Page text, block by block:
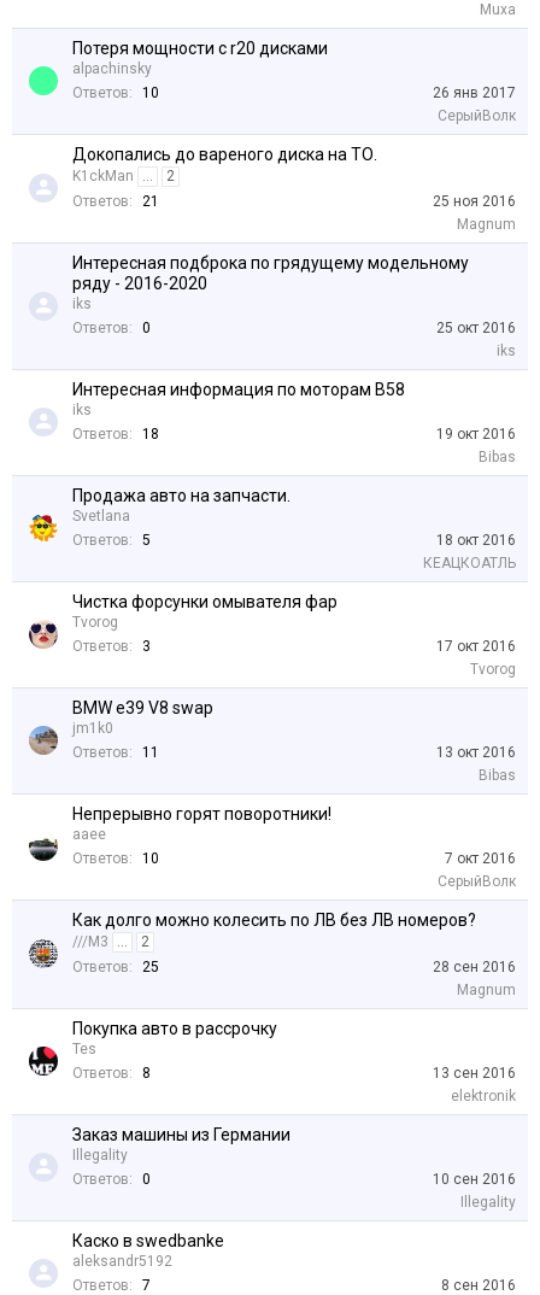
Muxa
Потеря мощности с r20 дисками
alpachinsky
Ответов:
10
26 янв 2017
СерыйВолк
Докопались до вареного диска на ТО.
K1ckMan ...
2
Ответов:
21
25 ноя 2016
Magnum
Интересная подброка по грядущему модельному
ряду - 2016-2020
iks
Ответов:
0
25 окт 2016
iks
Интересная информация по моторам В58
iks
Ответов:
18
19 окт 2016
Bibas
Продажа авто на запчасти.
Svetlana
Ответов:
5
18 окт 2016
КЕАЦКОАТЛЬ
Чистка форсунки омывателя фар
Tvorog
Ответов:
3
17 окт 2016
Tvorog
BMW e39 V8 swap
jm1k0
Ответов:
11
13 окт 2016
Bibas
Непрерывно горят поворотники!
aaee
Ответов:
10
7 окт 2016
СерыйВолк
Как долго можно колесить по ЛВ без ЛВ номеров?
///M3 ...
2
Ответов:
25
28 сен 2016
Magnum
Покупка авто в рассрочку
Tes
Ответов:
8
13 сен 2016
elektronik
Заказ машины из Германии
Illegality
Ответов:
0
10 сен 2016
Illegality
Каско в swedbanke
aleksandr5192
Ответов:
7
8 сен 2016